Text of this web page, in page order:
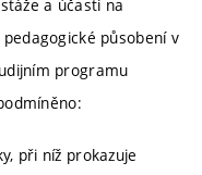
a účasti na
působení v
programu
při níž prokazuje